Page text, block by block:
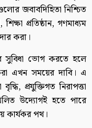
জবাবদিহিতা নিশ্চিত
প্রতিষ্ঠান, গণমাধ্যম
করা।
সুবিধা ভোগ করতে হলে
এখন সময়ের দাবি। এ
প্রযুক্তিগত নিরাপত্তা
উদ্যোগই হতে পারে
কার্যকর পথ।